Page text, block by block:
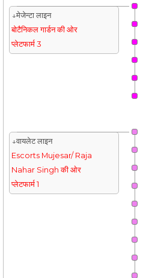
↓मेजेन्टा लाइन
बोटैनिकल गार्डन की ओर
प्लेटफार्म 3
↓वायलेट लाइन
Escorts Mujesar/ Raja
Nahar Singh की ओर
प्लेटफार्म 1